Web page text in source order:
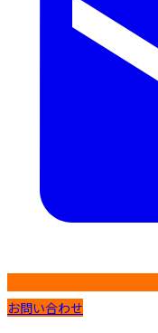
お問い合わせ